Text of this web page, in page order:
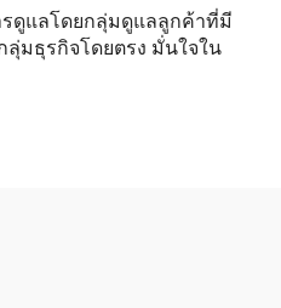
ดูแลโดยกลุ่มดูแลลูกค้าที่มี
มธุรกิจโดยตรง มั่นใจใน